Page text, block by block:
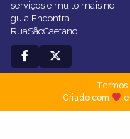
serviços e muito mais no
guia Encontra
RuaSãoCaetano.
Termos|
Criado com
e